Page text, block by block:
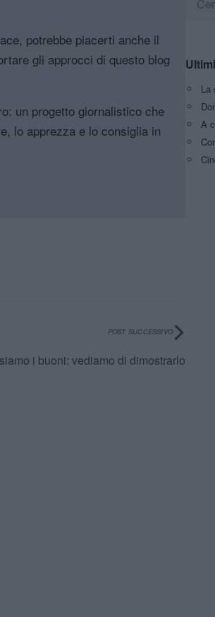
potrebbe piacerti anche il
gli approcci di questo blog
un progetto giornalistico che
lo apprezza e lo consiglia in
POST SUCCESSIVO
i buoni: vediamo di dimostrarlo
La
A